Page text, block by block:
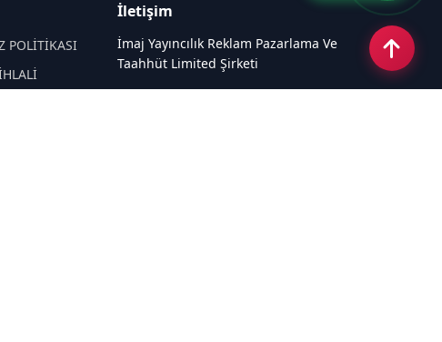
POLİTİKASI
İletişim
İmaj Yayıncılık Reklam Pazarlama Ve
Taahhüt Limited Şirketi